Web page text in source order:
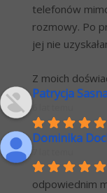
telefonów
rozmowy. Po
jej nie
Z moich
Patrycja
Dominika
odpowiednim